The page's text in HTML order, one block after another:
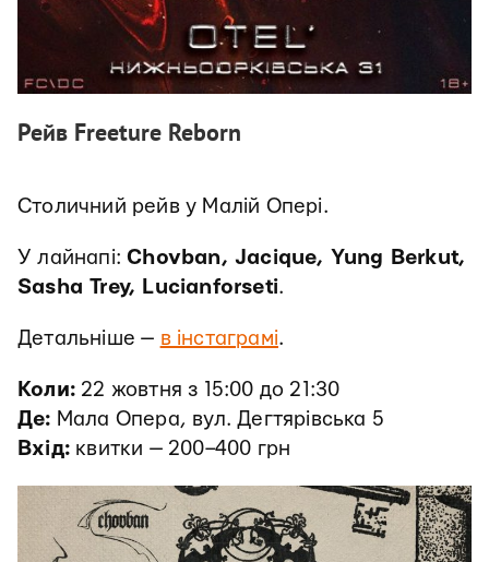
Рейв Freeture Reborn
Столичний рейв у Малій Опері.
У лайнапі:Chovban, Jacique, Yung Berkut,
Sasha Trey, Lucianforseti.
Детальніше — в інстаграмі.
Коли: 22 жовтня з 15:00 до 21:30
Де: Мала Опера, вул. Дегтярівська 5
Вхід: квитки — 200–400 грн